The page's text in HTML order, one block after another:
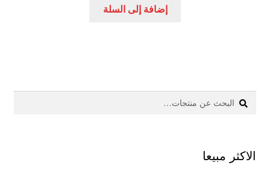
هو:
إضافة إلى السلة
البحث
عن:
بحث
الاكثر مبيعا